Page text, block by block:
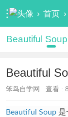
› 首页 ›
Beautiful
Beautiful
笨鸟自学网 查看 :
Beautiful Soup是